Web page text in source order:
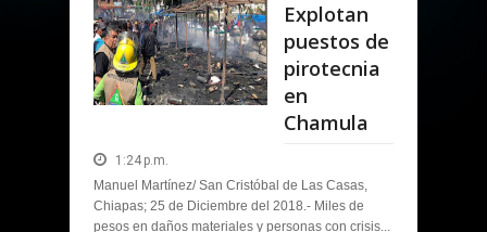
Explotan
puestos de
pirotecnia
en
Chamula
1:24 p.m.
Manuel Martínez/ San Cristóbal de Las Casas,
Chiapas; 25 de Diciembre del 2018.- Miles de
pesos en daños materiales y personas con crisis...